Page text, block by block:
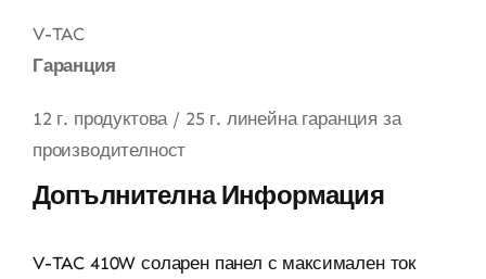
V-TAC
Гаранция
12 г. продуктова / 25 г. линейна гаранция за
производителност
Допълнителна Информация
V-TAC 410W соларен панел с максимален ток